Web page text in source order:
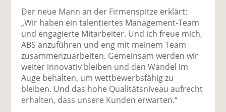
o
k
te
il
e
n
n
te
il
e
n
er
se
n
d
e
n
Der neue Mann an der Firmenspitze erklärt:
„Wir haben ein talentiertes Management-Team
und engagierte Mitarbeiter. Und ich freue mich,
ABS anzuführen und eng mit meinem Team
zusammenzuarbeiten. Gemeinsam werden wir
weiter innovativ bleiben und den Wandel im
Auge behalten, um wettbewerbsfähig zu
bleiben. Und das hohe Qualitätsniveau aufrecht
erhalten, dass unsere Kunden erwarten.“